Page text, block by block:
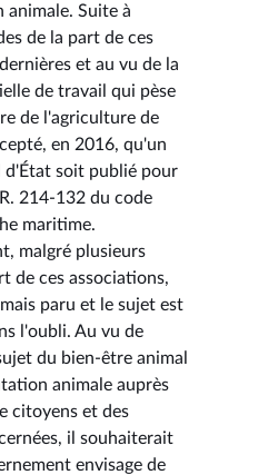
Suite à
de la part de ces
et au vu de la
de travail qui pèse
de l'agriculture de
en 2016, qu'un
d'État soit publié pour
214-132 du code
maritime.
malgré plusieurs
de ces associations,
paru et le sujet est
l'oubli. Au vu de
du bien-être animal
animale auprès
citoyens et des
il souhaiterait
envisage de